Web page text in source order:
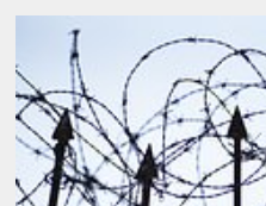
рассказали
о
новой
роли
Су-57